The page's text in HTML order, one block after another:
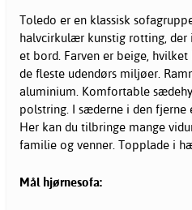
Toledo er en klassisk
halvcirkulær kunstig rotting, der
et bord. Farven er beige,
de fleste udendørs miljøer.
aluminium. Komfortable
polstring. I sæderne i den
Her kan du tilbringe mange
familie og venner. Topplade i
Mål hjørnesofa: